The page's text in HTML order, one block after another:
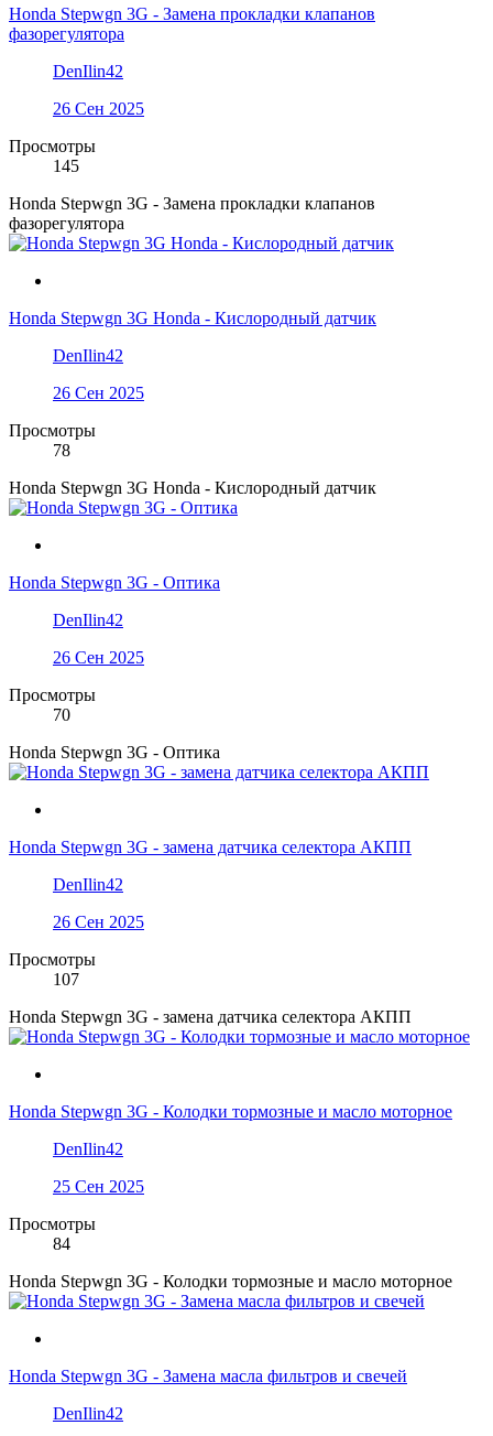
Honda Stepwgn 3G - Замена прокладки клапанов
фазорегулятора
DenIlin42
26 Сен 2025
Просмотры
145
Honda Stepwgn 3G - Замена прокладки клапанов
фазорегулятора
Honda Stepwgn 3G Honda - Кислородный датчик
DenIlin42
26 Сен 2025
Просмотры
78
Honda Stepwgn 3G Honda - Кислородный датчик
Honda Stepwgn 3G - Оптика
DenIlin42
26 Сен 2025
Просмотры
70
Honda Stepwgn 3G - Оптика
Honda Stepwgn 3G - замена датчика селектора АКПП
DenIlin42
26 Сен 2025
Просмотры
107
Honda Stepwgn 3G - замена датчика селектора АКПП
Honda Stepwgn 3G - Колодки тормозные и масло моторное
DenIlin42
25 Сен 2025
Просмотры
84
Honda Stepwgn 3G - Колодки тормозные и масло моторное
Honda Stepwgn 3G - Замена масла фильтров и свечей
DenIlin42